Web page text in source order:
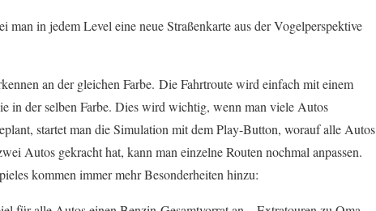
in jedem Level eine neue Straßenkarte aus der Vogelperspektive
an der gleichen Farbe. Die Fahrtroute wird einfach mit einem
in der selben Farbe. Dies wird wichtig, wenn man viele Autos
startet man die Simulation mit dem Play-Button, worauf alle Autos
Autos gekracht hat, kann man einzelne Routen nochmal anpassen.
kommen immer mehr Besonderheiten hinzu: